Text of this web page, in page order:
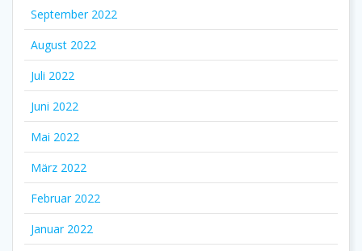
September 2022
August 2022
Juli 2022
Juni 2022
Mai 2022
März 2022
Februar 2022
Januar 2022